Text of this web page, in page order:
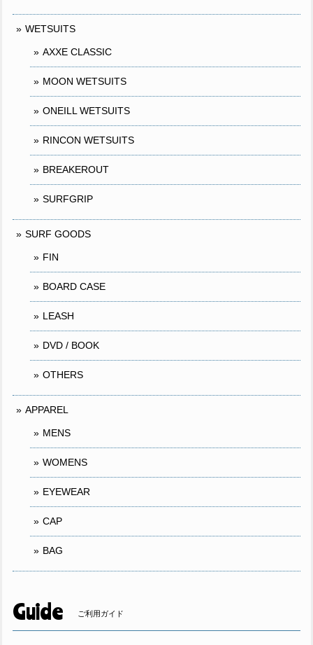
WETSUITS
AXXE CLASSIC
MOON WETSUITS
ONEILL WETSUITS
RINCON WETSUITS
BREAKEROUT
SURFGRIP
SURF GOODS
FIN
BOARD CASE
LEASH
DVD / BOOK
OTHERS
APPAREL
MENS
WOMENS
EYEWEAR
CAP
BAG
Guide ご利用ガイド